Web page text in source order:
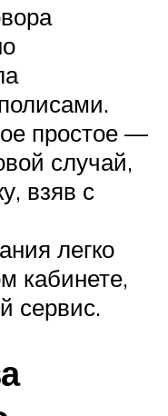
простое —
случай,
взяв с
легко
кабинете,
сервис.